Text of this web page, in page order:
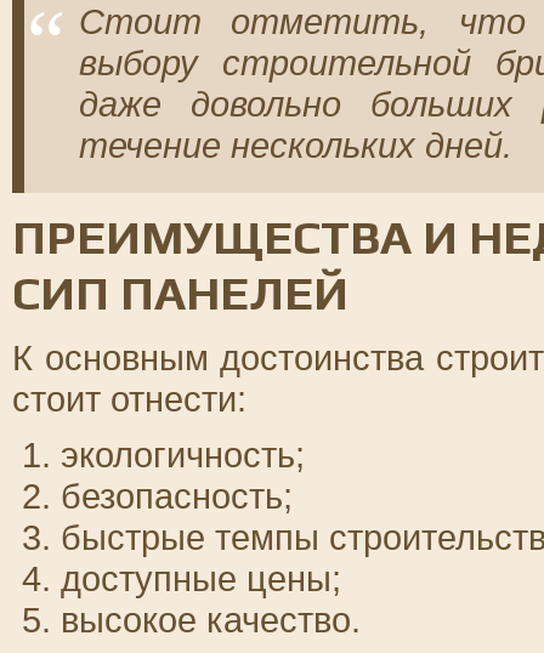
Стоит отметить, что
выбору строительной
даже довольно
течение нескольких дней.
ПРЕИМУЩЕСТВА И
СИП ПАНЕЛЕЙ
К основным достоинства
стоит отнести:
экологичность;
безопасность;
быстрые темпы
доступные цены;
высокое качество.